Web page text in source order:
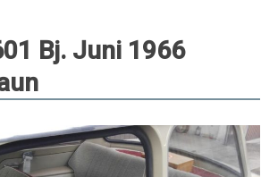
Bj. Juni 1966